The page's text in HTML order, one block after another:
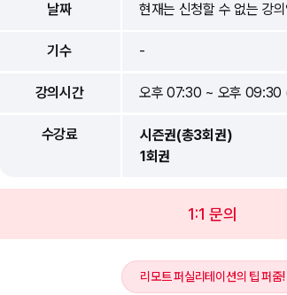
날짜 현재는 신청할 수 없는 강
기수 -
강의시간 오후 07:30 ~ 오후
수강료 시즌권(총3회권)
1회권
1:1 문의
리모트 퍼실리테이션의 팁 퍼줌!